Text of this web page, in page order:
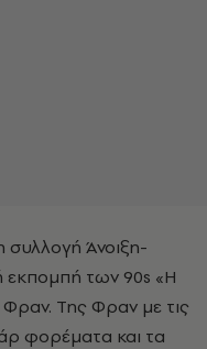
συλλογή Άνοιξη-
εκπομπή των 90s «Η
Φραν. Της Φραν με τις
φορέματα και τα